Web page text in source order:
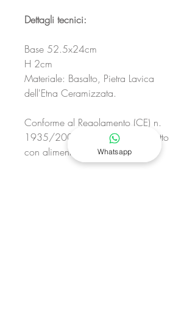
Dettagli tecnici:
Base 52.5x24cm
H 2cm
Materiale: Basalto, Pietra Lavica
dell'Etna Ceramizzata.
Conforme al Regolamento (CE) n.
1935/2004 idoneo per il contatto
con alimenti.
Whatsapp